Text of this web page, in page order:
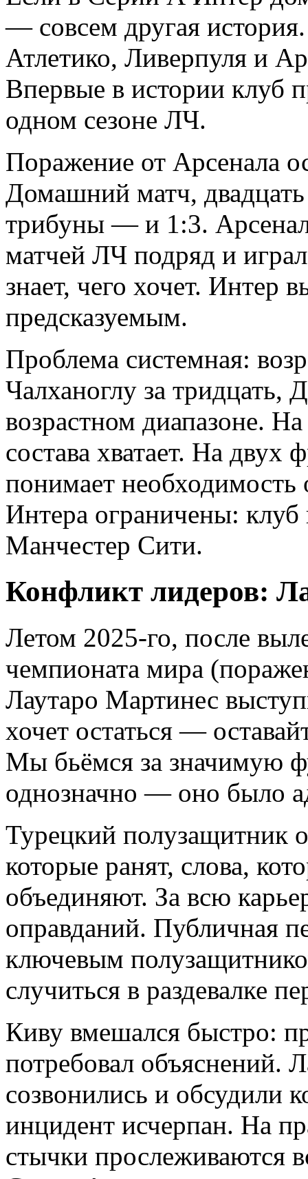
— совсем другая
Атлетико, Ливерпуля и
Впервые в истории клуб
одном сезоне ЛЧ.
Поражение от Арсенала
Домашний матч,
трибуны — и 1:3.
матчей ЛЧ подряд и
знает, чего хочет. Интер
предсказуемым.
Проблема системная:
Чалханоглу за
возрастном диапазоне.
состава хватает. На
понимает
Интера ограничены:
Манчестер Сити.
Конфликт лидеров:
Летом 2025-го, после
чемпионата мира
Лаутаро Мартинес
хочет остаться —
Мы бьёмся за значимую
однозначно — оно было
Турецкий полузащитник
которые ранят, слова,
объединяют. За всю
оправданий. Публичная
ключевым
случиться в раздевалке
Киву вмешался быстро:
потребовал объяснений.
созвонились и обсудили
инцидент исчерпан. На
стычки прослеживаются